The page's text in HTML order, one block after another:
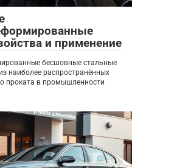
и применение
бесшовные стальные
наиболее распространённых
проката в промышленности